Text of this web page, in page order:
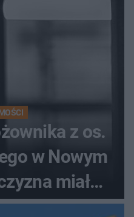
z os.
w Nowym
miał
z